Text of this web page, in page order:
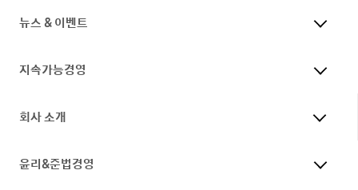
뉴스 & 이벤트
지속가능경영
회사 소개
윤리&준법경영